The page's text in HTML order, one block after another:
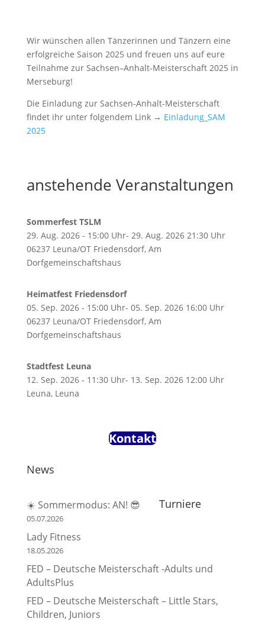
Wir wünschen allen Tänzerinnen und Tänzern eine
erfolgreiche Saison 2025 und freuen uns auf eure
Teilnahme zur Sachsen–Anhalt-Meisterschaft 2025 in
Merseburg!
Die Einladung zur Sachsen-Anhalt-Meisterschaft
findet ihr unter folgendem Link → Einladung_SAM
2025
anstehende Veranstaltungen
Sommerfest TSLM
29. Aug. 2026 - 15:00 Uhr- 29. Aug. 2026 21:30 Uhr
06237 Leuna/OT Friedensdorf, Am
Dorfgemeinschaftshaus
Heimatfest Friedensdorf
05. Sep. 2026 - 15:00 Uhr- 05. Sep. 2026 16:00 Uhr
06237 Leuna/OT Friedensdorf, Am
Dorfgemeinschaftshaus
Stadtfest Leuna
12. Sep. 2026 - 11:30 Uhr- 13. Sep. 2026 12:00 Uhr
Leuna, Leuna
Kontakt
News
☀️ Sommermodus: AN! 😎
05.07.2026
Lady Fitness
18.05.2026
Turniere
FED – Deutsche Meisterschaft -Adults und
AdultsPlus
FED – Deutsche Meisterschaft – Little Stars,
Children, Juniors